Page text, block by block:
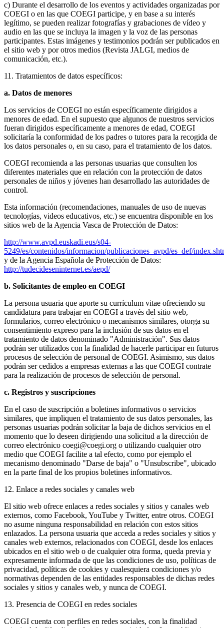
c) Durante el desarrollo de los eventos y actividades organizadas por
COEGI o en las que COEGI participe, y en base a su interés
legítimo, se pueden realizar fotografías y grabaciones de vídeo y
audio en las que se incluya la imagen y la voz de las personas
participantes. Estas imágenes y testimonios podrán ser publicados en
el sitio web y por otros medios (Revista JALGI, medios de
comunicación, etc.).
11. Tratamientos de datos específicos:
a. Datos de menores
Los servicios de COEGI no están específicamente dirigidos a
menores de edad. En el supuesto que algunos de nuestros servicios
fueran dirigidos específicamente a menores de edad, COEGI
solicitaría la conformidad de los padres o tutores para la recogida de
los datos personales o, en su caso, para el tratamiento de los datos.
COEGI recomienda a las personas usuarias que consulten los
diferentes materiales que en relación con la protección de datos
personales de niños y jóvenes han desarrollado las autoridades de
control.
Esta información (recomendaciones, manuales de uso de nuevas
tecnologías, videos educativos, etc.) se encuentra disponible en los
sitios web de la Agencia Vasca de Protección de Datos:
http://www.avpd.euskadi.eus/s04-
5249/es/contenidos/informacion/publicaciones_avpd/es_def/
y de la Agencia Española de Protección de Datos:
http://tudecideseninternet.es/aepd/
b. Solicitantes de empleo en COEGI
La persona usuaria que aporte su currículum vitae ofreciendo su
candidatura para trabajar en COEGI a través del sitio web,
formularios, correo electrónico o mecanismos similares, otorga su
consentimiento expreso para la inclusión de sus datos en el
tratamiento de datos denominado "Administración". Sus datos
podrán ser utilizados con la finalidad de hacerle participar en futuros
procesos de selección de personal de COEGI. Asimismo, sus datos
podrán ser cedidos a empresas externas a las que COEGI contrate
para la realización de procesos de selección de personal.
c. Registros y suscripciones
En el caso de suscripción a boletines informativos o servicios
similares, que impliquen el tratamiento de sus datos personales, las
personas usuarias podrán solicitar la baja de dichos servicios en el
momento que lo deseen dirigiendo una solicitud a la dirección de
correo electrónico coegi@coegi.org o utilizando cualquier otro
medio que COEGI facilite a tal efecto, como por ejemplo el
mecanismo denominado "Darse de baja" o "Unsubscribe", ubicado
en la parte final de los propios boletines informativos.
12. Enlace a redes sociales y canales web
El sitio web ofrece enlaces a redes sociales y sitios y canales web
externos, como Facebook, YouTube y Twitter, entre otros. COEGI
no asume ninguna responsabilidad en relación con estos sitios
enlazados. La persona usuaria que acceda a redes sociales y sitios y
canales web externos, relacionados con COEGI, desde los enlaces
ubicados en el sitio web o de cualquier otra forma, queda previa y
expresamente informada de que las condiciones de uso, políticas de
privacidad, políticas de cookies y cualesquiera condiciones y/o
normativas dependen de las entidades responsables de dichas redes
sociales y sitios y canales web, y nunca de COEGI.
13. Presencia de COEGI en redes sociales
COEGI cuenta con perfiles en redes sociales, con la finalidad